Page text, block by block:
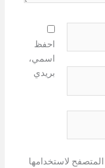
احفظ
اسمي،
بريدي
المتصفح لاستخدامها